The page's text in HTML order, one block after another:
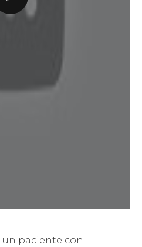
un paciente con